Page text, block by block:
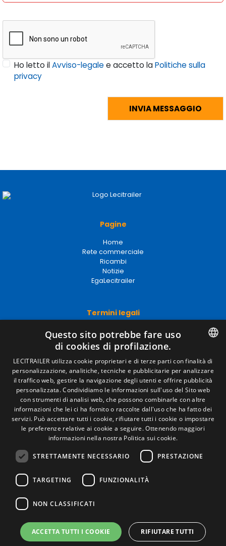
Ho letto ilAvviso-legalee accetto laPolitiche sulla
privacy
Pagine
Home
Rete commerciale
Ricambi
Notizie
EgaLecitrailer
Termini legali
Avviso legale
Politiche sulla privacy
Politica sui cookie
Condizioni generali di vendita
Gestire i cookie
Contatto
Camino de los Huertos, S/N. Apdo 100 .
50620 - Casetas (Zaragoza) Spagna
+(34) 976 462 121
© Lecitrailer S.A. 2026
SPANISH
ENGLISH
ITALIAN
PORTUGUESE
Questo sito potrebbe fare uso
di cookies di profilazione.
LECITRAILER utilizza cookie proprietari e di terze parti con finalità di
personalizzazione, analitiche, tecniche e pubblicitarie per analizzare
il traffico web, gestire la navigazione degli utenti e offrire pubblicità
personalizzata. Condividiamo le informazioni sull'uso del Sito web
con strumenti di analisi web, che possono combinarle con altre
informazioni che lei ci ha fornito o raccolte dall'uso che ha fatto dei
servizi. Può accettare tutti i cookie, rifiutare tutti i cookie o impostare
le preferenze relative ai cookie a seguire. Ottenendo maggiori
informazioni nella nostra Politica sui cookie.
STRETTAMENTE NECESSARIO PRESTAZIONE
TARGETING FUNZIONALITÀ
NON CLASSIFICATI
ACCETTA TUTTI I COOKIE RIFIUTARE TUTTI